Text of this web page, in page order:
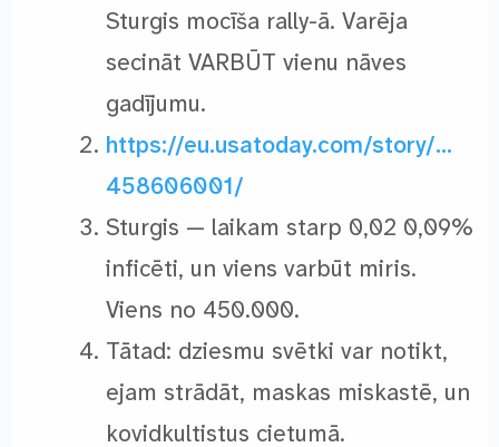
Sturgis mocīša rally-ā. Varēja
secināt VARBŪT vienu nāves
gadījumu.
https://eu.usatoday.com/story/…
458606001/
Sturgis — laikam starp 0,02 0,09%
inficēti, un viens varbūt miris.
Viens no 450.000.
Tātad: dziesmu svētki var notikt,
ejam strādāt, maskas miskastē, un
kovidkultistus cietumā.